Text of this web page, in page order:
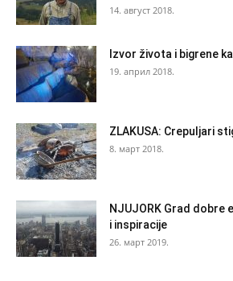
14. август 2018.
Izvor života i bigrene
19. април 2018.
ZLAKUSA: Crepuljari
8. март 2018.
NJUJORK Grad dobre
i inspiracije
26. март 2019.